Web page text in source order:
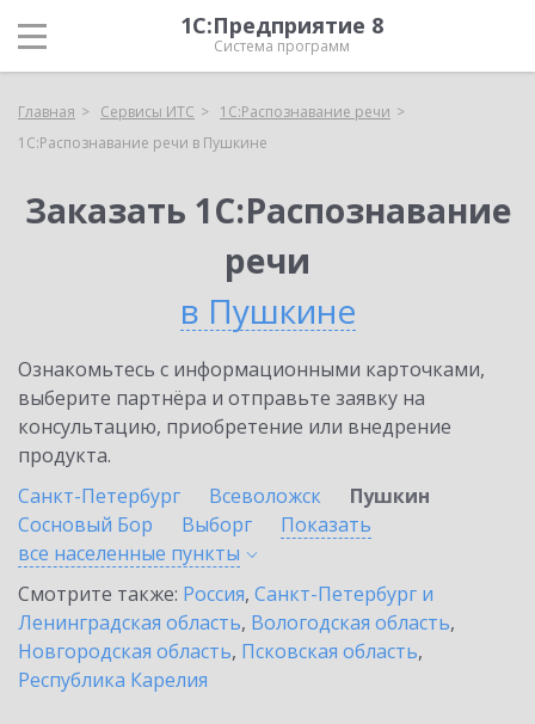
1С:Предприятие 8
Система программ
Главная Сервисы ИТС
1С:Распознавание речи
1С:Распознавание речи в Пушкине
Заказать 1С:Распознавание
речи
в Пушкине
Ознакомьтесь с информационными карточками,
выберите партнёра и отправьте заявку на
консультацию, приобретение или внедрение
продукта.
Санкт-Петербург
Всеволожск
Пушкин
Сосновый Бор
Выборг
Показать
все населенные пункты
Смотрите также: Россия, Санкт-Петербург и
Ленинградская область, Вологодская область,
Новгородская область, Псковская область,
Республика Карелия